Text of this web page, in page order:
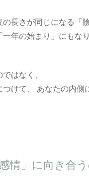
長さが同じになる「
年の始まり」にもなり
はなく、
つけて、 あなたの内
情」に向き合